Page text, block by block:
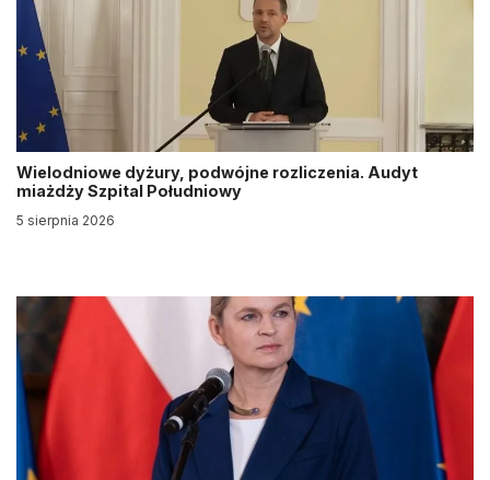
Wielodniowe dyżury, podwójne rozliczenia. Audyt
miażdży Szpital Południowy
5 sierpnia 2026